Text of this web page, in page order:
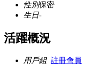
性別保密
生日-
活躍概況
用戶組 註冊會員